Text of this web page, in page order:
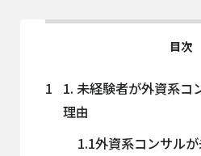
目次
1
1. 未経験者が外資系コ
理由
1.1外資系コンサル